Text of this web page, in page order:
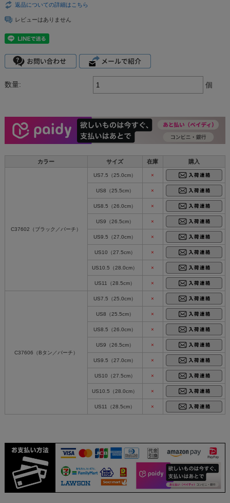
返品についての詳細はこちら
レビューはありません
数量: 個
カラー サイズ 在庫 購入
C37602（ブラック／バーチ）
US7.5（25.0cm） ×
US8（25.5cm） ×
US8.5（26.0cm） ×
US9（26.5cm） ×
US9.5（27.0cm） ×
US10（27.5cm） ×
US10.5（28.0cm） ×
US11（28.5cm） ×
C37606（Bタン／バーチ）
US7.5（25.0cm） ×
US8（25.5cm） ×
US8.5（26.0cm） ×
US9（26.5cm） ×
US9.5（27.0cm） ×
US10（27.5cm） ×
US10.5（28.0cm） ×
US11（28.5cm） ×